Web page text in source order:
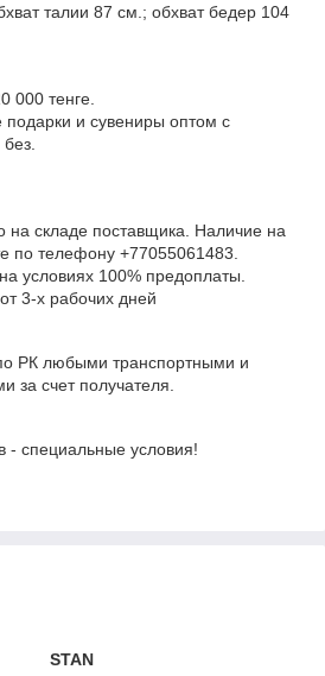
талии 87 см.; обхват бедер 104
000 тенге.
и сувениры оптом с
на складе поставщика. Наличие на
по телефону +77055061483.
условиях 100% предоплаты.
3-x рабочих дней
РК любыми транспортными и
за счет получателя.
- специальные условия!
STAN